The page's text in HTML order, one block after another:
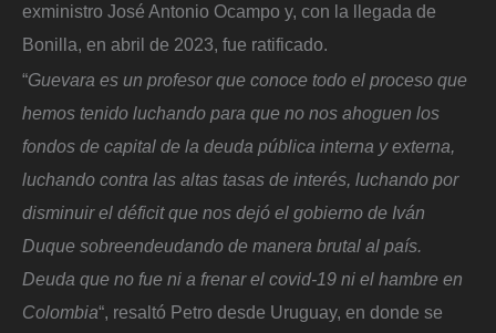
exministro José Antonio Ocampo y, con la llegada de
Bonilla, en abril de 2023, fue ratificado.
“Guevara es un profesor que conoce todo el proceso que
hemos tenido luchando para que no nos ahoguen los
fondos de capital de la deuda pública interna y externa,
luchando contra las altas tasas de interés, luchando por
disminuir el déficit que nos dejó el gobierno de Iván
Duque sobreendeudando de manera brutal al país.
Deuda que no fue ni a frenar el covid-19 ni el hambre en
Colombia“, resaltó Petro desde Uruguay, en donde se